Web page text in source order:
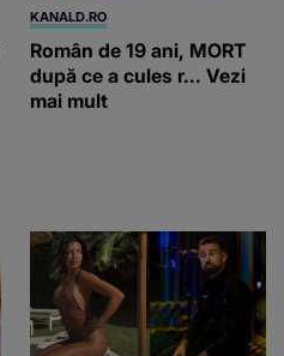
KANALD.RO
Român de 19 ani, MORT
după ce a cules r... Vezi
mai mult